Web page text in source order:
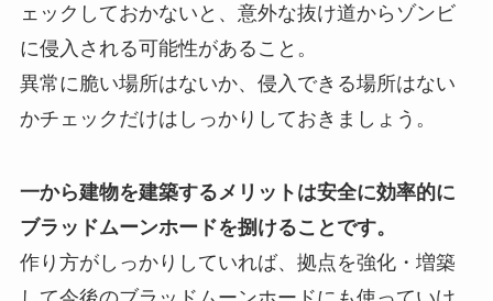
ェックしておかないと、意外な抜け道からゾンビ
に侵入される可能性があること。
異常に脆い場所はないか、侵入できる場所はない
かチェックだけはしっかりしておきましょう。
一から建物を建築するメリットは安全に効率的に
ブラッドムーンホードを捌けることです。
作り方がしっかりしていれば、拠点を強化・増築